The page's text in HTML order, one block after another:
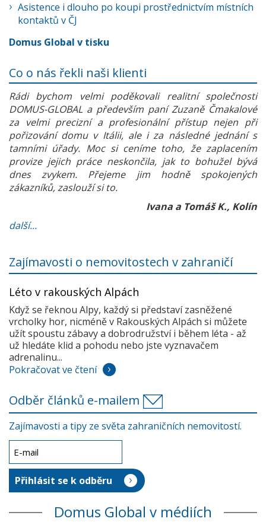
Asistence i dlouho po koupi prostřednictvím místních
kontaktů v ČJ
Domus Global v tisku
Co o nás řekli naši klienti
Rádi bychom velmi poděkovali realitní společnosti
DOMUS-GLOBAL a především paní Zuzaně Čmakalové
za velmi precizní a profesionální přístup nejen při
pořizování domu v Itálii, ale i za následné jednání s
tamními úřady. Moc si ceníme toho, že zaplacením
provize jejich práce neskončila, jak to bohužel bývá
dnes zvykem. Přejeme jim hodně spokojených
zákazníků, zaslouží si to.
Ivana a Tomáš K., Kolín
další...
Zajímavosti o nemovitostech v zahraničí
Léto v rakouských Alpách
Když se řeknou Alpy, každý si představí zasněžené
vrcholky hor, nicméně v Rakouských Alpách si můžete
užít spoustu zábavy a dobrodružství i během léta - až
už hledáte klid a pohodu nebo jste vyznavačem
adrenalinu...
Pokračovat ve čtení
Odběr článků e-mailem
Zajímavosti a tipy ze světa zahraničních nemovitostí.
Domus Global v médiích